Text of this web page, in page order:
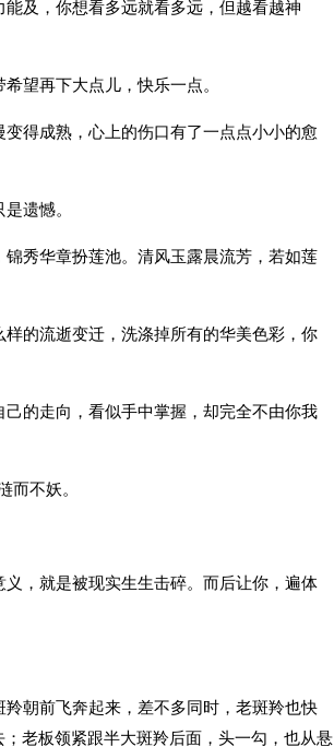
及，你想看多远就看多远，但越看越神
望再下大点儿，快乐一点。
得成熟，心上的伤口有了一点点小小的愈
遗憾。
秀华章扮莲池。清风玉露晨流芳，若如莲
的流逝变迁，洗涤掉所有的华美色彩，你
的走向，看似手中掌握，却完全不由你我
而不妖。
，就是被现实生生击碎。而后让你，遍体
朝前飞奔起来，差不多同时，老斑羚也快
老板领紧跟半大斑羚后面，头一勾，也从悬